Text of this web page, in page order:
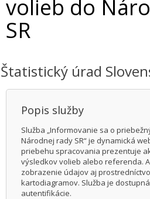
volieb do
SR
Štatistický úrad
Popis služby
Služba „Informovanie sa o
Národnej rady SR“ je dynamická
priebehu spracovania prezentuje
výsledkov volieb alebo referenda.
zobrazenie údajov aj
kartodiagramov. Služba je
autentifikácie.